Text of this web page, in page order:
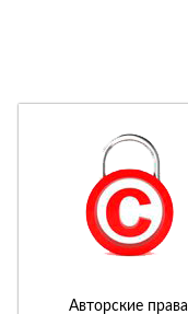
Авторские права